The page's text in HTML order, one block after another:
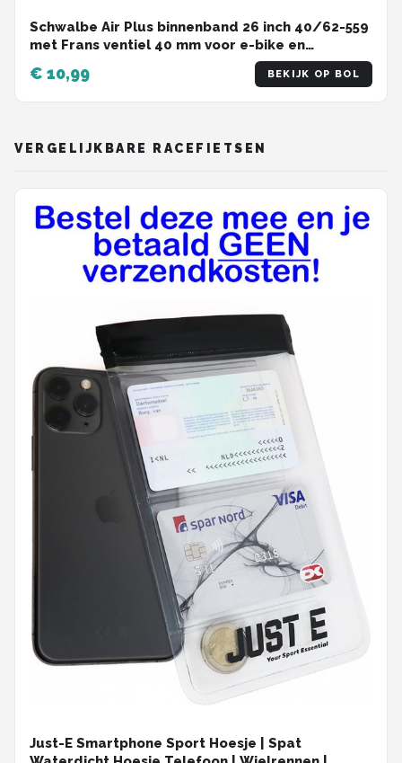
Schwalbe Air Plus binnenband 26 inch 40/62-559
met Frans ventiel 40 mm voor e-bike en
€ 10,99 BEKIJK OP BOL
VERGELIJKBARE RACEFIETSEN
Just-E Smartphone Sport Hoesje | Spat